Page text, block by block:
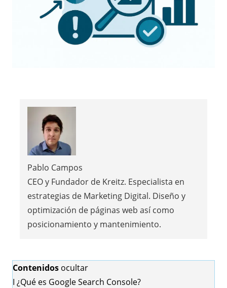
Pablo Campos
CEO y Fundador de Kreitz. Especialista en
estrategias de Marketing Digital. Diseño y
optimización de páginas web así como
posicionamiento y mantenimiento.
Contenidos ocultar
I ¿Qué es Google Search Console?